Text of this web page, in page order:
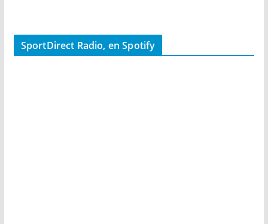
SportDirect Radio, en Spotify